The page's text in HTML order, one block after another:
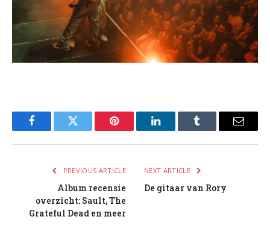
FacebookTwitter Pinterest LinkedInTumblr Email
PREVIOUS ARTICLE
Album recensie
overzicht: Sault, The
Grateful Dead en meer
NEXT ARTICLE
De gitaar van Rory